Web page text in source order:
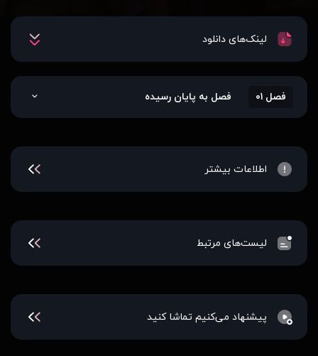
لینک‌های دانلود
فصل ۰۱ فصل به پایان رسیده
اطلاعات بیشتر
لیست‌های مرتبط
پیشنهاد می‌کنیم تماشا کنید